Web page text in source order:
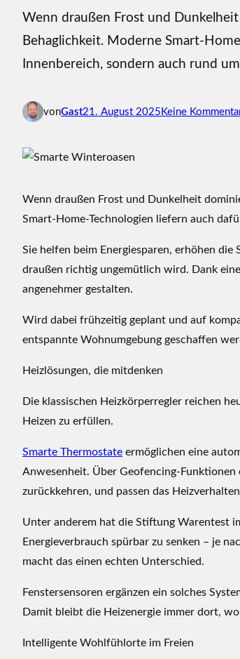
Wenn draußen Frost und
Behaglichkeit. Moderne Smart-
Innenbereich, sondern auch rund
vonGast21. August 2025 Keine
Wenn draußen Frost und Dunkelheit
Smart-Home-Technologien liefern auch
Sie helfen beim Energiesparen, erhöhen
draußen richtig ungemütlich wird. Dank
angenehmer gestalten.
Wird dabei frühzeitig geplant und auf
entspannte Wohnumgebung geschaffen
Heizlösungen, die mitdenken
Die klassischen Heizkörperregler reichen
Heizen zu erfüllen.
Smarte Thermostate ermöglichen eine
Anwesenheit. Über Geofencing-Funktionen
zurückkehren, und passen das
Unter anderem hat die Stiftung Warentest
Energieverbrauch spürbar zu senken – je
macht das einen echten Unterschied.
Fenstersensoren ergänzen ein solches
Damit bleibt die Heizenergie immer dort,
Intelligente Wohlfühlorte im Freien